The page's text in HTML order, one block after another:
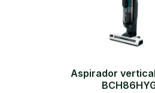
Aspirador